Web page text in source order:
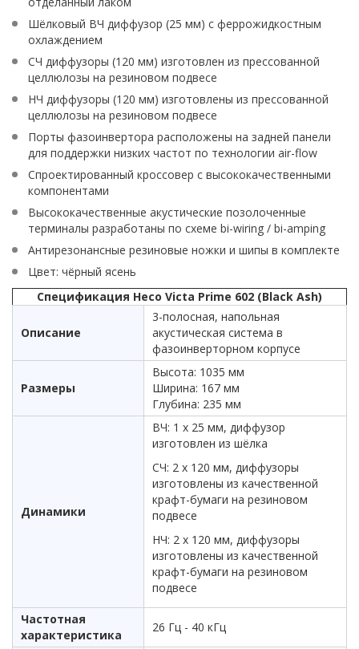
Шёлковый ВЧ диффузор (25 мм) с феррожидкостным
охлаждением
СЧ диффузоры (120 мм) изготовлен из прессованной
целлюлозы на резиновом подвесе
НЧ диффузоры (120 мм) изготовлены из прессованной
целлюлозы на резиновом подвесе
Порты фазоинвертора расположены на задней панели
для поддержки низких частот по технологии air-flow
Спроектированный кроссовер с высококачественными
компонентами
Высококачественные акустические позолоченные
терминалы разработаны по схеме bi-wiring / bi-amping
Антирезонансные резиновые ножки и шипы в комплекте
Цвет: чёрный ясень
Спецификация Heco Victa Prime 602 (Black Ash)
Описание
3-полосная, напольная
акустическая система в
фазоинверторном корпусе
Размеры
Высота: 1035 мм
Ширина: 167 мм
Глубина: 235 мм
Динамики
ВЧ: 1 х 25 мм, диффузор
изготовлен из шёлка
СЧ: 2 х 120 мм, диффузоры
изготовлены из качественной
крафт-бумаги на резиновом
подвесе
НЧ: 2 х 120 мм, диффузоры
изготовлены из качественной
крафт-бумаги на резиновом
подвесе
Частотная
характеристика
26 Гц - 40 кГц